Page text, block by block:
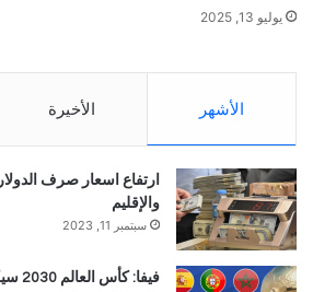
يوليو 13, 2025
الأشهر الأخيرة
ارتفاع اسعار صرف
والإقليم
سبتمبر 11, 2023